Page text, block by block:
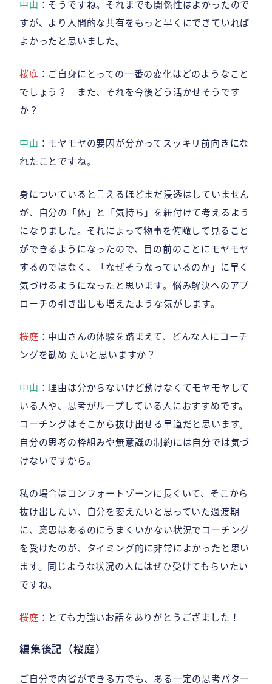
中山 ：そうですね。それまでも関係性はよかったので
すが、より人間的な共有をもっと早くにできていれば
よかったと思いました。
桜庭 ：ご自身にとっての一番の変化はどのようなこと
でしょう？ また、それを今後どう活かせそうです
か？
中山 ：モヤモヤの要因が分かってスッキリ前向きにな
れたことですね。
身についていると言えるほどまだ浸透はしていません
が、自分の「体」と「気持ち」を紐付けて考えるよう
になりました。それによって物事を俯瞰して見ること
ができるようになったので、目の前のことにモヤモヤ
するのではなく、「なぜそうなっているのか」に早く
気づけるようになったと思います。悩み解決へのアプ
ローチの引き出しも増えたような気がします。
桜庭 ：中山さんの体験を踏まえて、どんな人にコーチ
ングを勧め たいと思いますか？
中山 ：理由は分からないけど動けなくてモヤモヤして
いる人や、思考がループしている人におすすめです。
コーチングはそこから抜け出せる早道だと思います。
自分の思考の枠組みや無意識の制約には自分では気づ
けないですから。
私の場合はコンフォートゾーンに長くいて、そこから
抜け出したい、自分を変えたいと思っていた過渡期
に、意思はあるのにうまくいかない状況でコーチング
を受けたのが、タイミング的に非常によかったと思い
ます。同じような状況の人にはぜひ受けてもらいたい
ですね。
桜庭 ：とても力強いお話をありがとうござました！
編集後記（桜庭）
ご自分で内省ができる方でも、ある一定の思考パター